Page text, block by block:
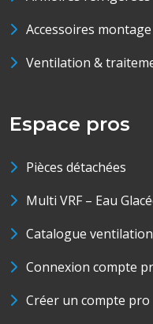
Accessoires
Ventilation &
Espace pros
Pièces détachées
Multi VRF – Eau
Catalogue ventilation
Connexion compte
Créer un compte pro